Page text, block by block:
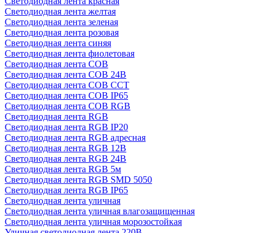
Светодиодная лента желтая
Светодиодная лента зеленая
Светодиодная лента розовая
Светодиодная лента синяя
Светодиодная лента фиолетовая
Светодиодная лента COB
Светодиодная лента COB 24В
Светодиодная лента COB CCT
Светодиодная лента COB IP65
Светодиодная лента COB RGB
Светодиодная лента RGB
Светодиодная лента RGB IP20
Светодиодная лента RGB адресная
Светодиодная лента RGB 12В
Светодиодная лента RGB 24В
Светодиодная лента RGB 5м
Светодиодная лента RGB SMD 5050
Светодиодная лента RGB IP65
Светодиодная лента уличная
Светодиодная лента уличная влагозащищенная
Светодиодная лента уличная морозостойкая